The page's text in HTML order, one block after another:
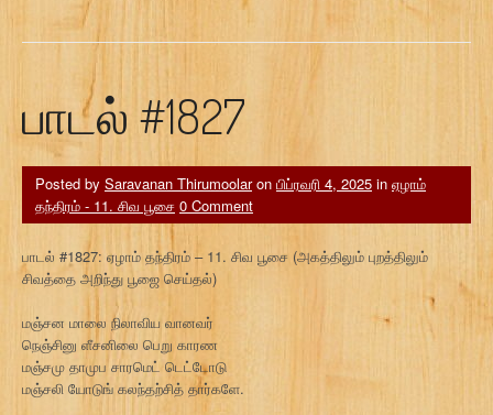
பாடல் #1827
Posted by Saravanan Thirumoolaron பிப்ரவரி 4, 2025 in ஏழாம்
தந்திரம் - 11. சிவ பூசை 0 Comment
பாடல் #1827: ஏழாம் தந்திரம் – 11. சிவ பூசை (அகத்திலும் புறத்திலும்
சிவத்தை அறிந்து பூஜை செய்தல்)
மஞ்சன மாலை நிலாவிய வானவர்
நெஞ்சினு ளீசனிலை பெறு காரண
மஞ்சமு தாமுப சாரமெட் டெட்டோடு
மஞ்சலி யோடுங் கலந்தற்சித் தார்களே.